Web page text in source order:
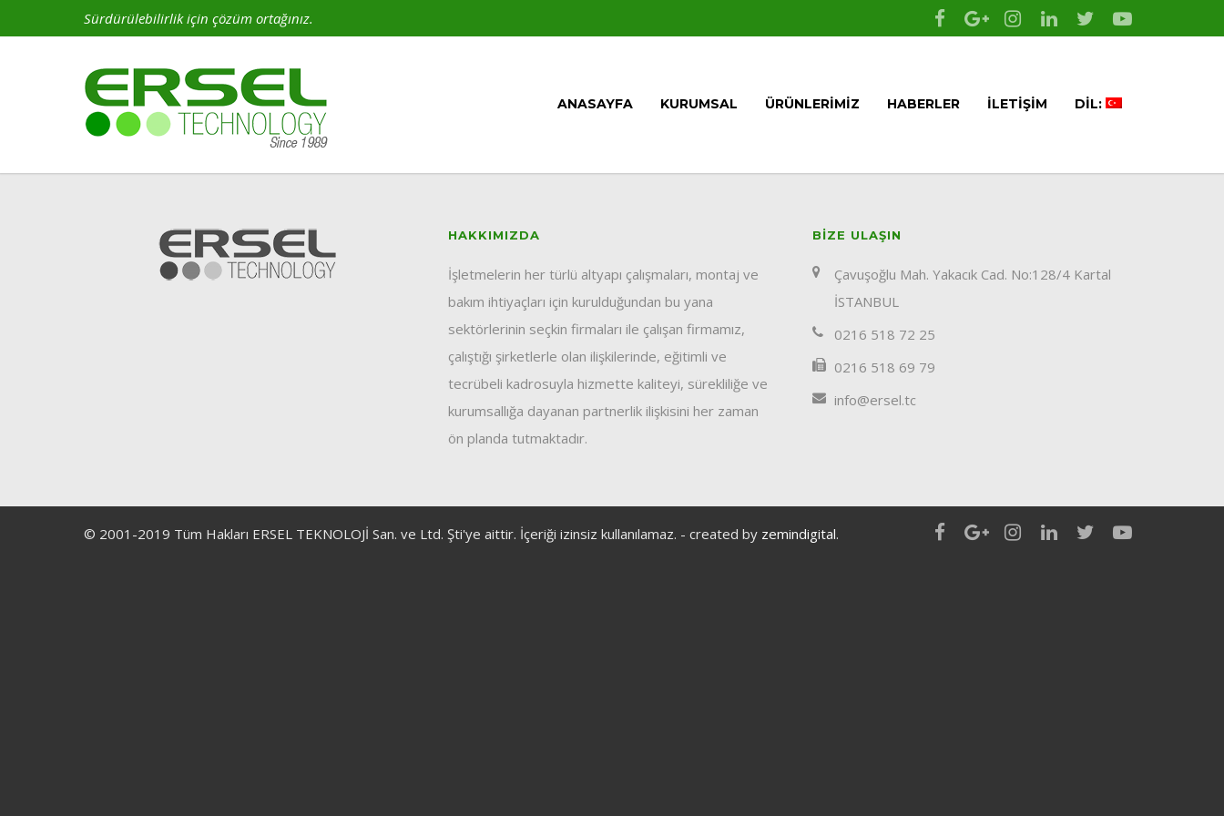
Sürdürülebilirlik için çözüm ortağınız.
ANASAYFA KURUMSAL ÜRÜNLERIMIZ HABERLER İLETIŞIM DIL:
HAKKIMIZDA
İşletmelerin her türlü altyapı çalışmaları, montaj ve
bakım ihtiyaçları için kurulduğundan bu yana
sektörlerinin seçkin firmaları ile çalışan firmamız,
çalıştığı şirketlerle olan ilişkilerinde, eğitimli ve
tecrübeli kadrosuyla hizmette kaliteyi, sürekliliğe ve
kurumsallığa dayanan partnerlik ilişkisini her zaman
ön planda tutmaktadır.
BIZE ULAŞIN
Çavuşoğlu Mah. Yakacık Cad. No:128/4 Kartal
İSTANBUL
0216 518 72 25
0216 518 69 79
info@ersel.tc
© 2001-2019 Tüm Hakları ERSEL TEKNOLOJİ San. ve Ltd. Şti'ye aittir. İçeriği izinsiz kullanılamaz. - created by zemindigital.